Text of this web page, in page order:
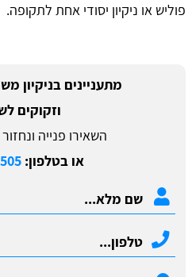
פוליש או ניקיון יסודי אחת לתקופה.
מתעניינים בניקיון
וזקוקים
השאירו פנייה
או בטלפון: